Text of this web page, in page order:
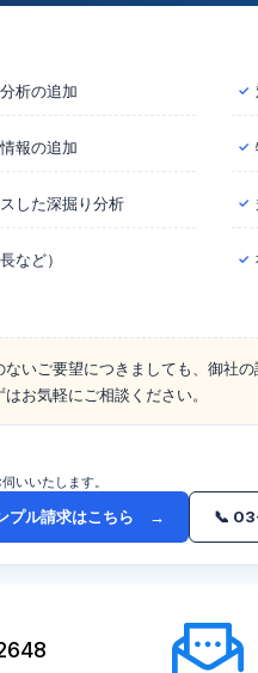
析の追加 ✓
報の追加 ✓
した深掘り分析 ✓
など） ✓
ないご要望につきましても、御社
お気軽にご相談ください。
いいたします。
プル請求はこちら → 📞